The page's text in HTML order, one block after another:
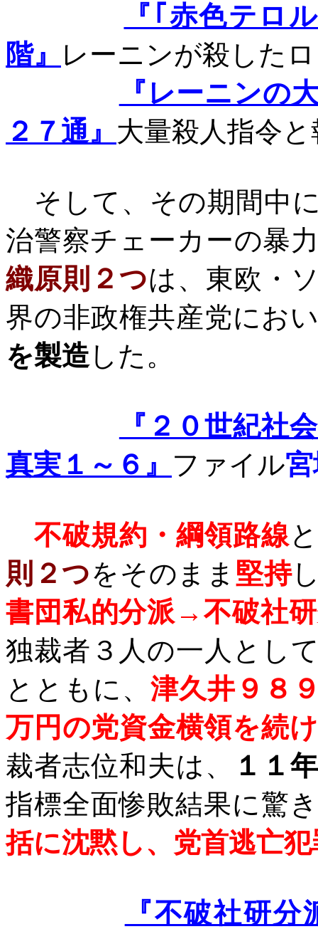
『｢赤色テロ
階』
レーニンが殺した
『レーニンの
２７通』 大量殺人指令
そして、その期間中
治警察チェーカーの暴
織原則２つは、東欧・
界の非政権共産党にお
を製造 した。
『２０世紀社
真実１～６』 ファイル
不破規約・綱領路線
則２つを そのまま 堅持
書団私的分派→不破社
独裁者３人の一人とし
とともに、 津久井９８
万円の党資金横領を続
裁者志位和夫は、
１１
指標全面惨敗結果に驚
括に沈黙し、党首逃亡犯
『不破社研